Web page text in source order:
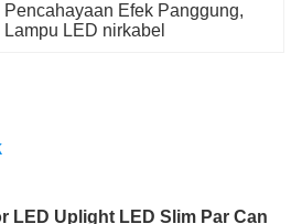
Pencahayaan Efek Panggung,
Lampu LED nirkabel
LED Uplight LED Slim Par Can